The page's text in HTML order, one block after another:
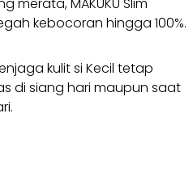
kebocoran hingga 100%.
kulit si Kecil tetap
di siang hari maupun saat